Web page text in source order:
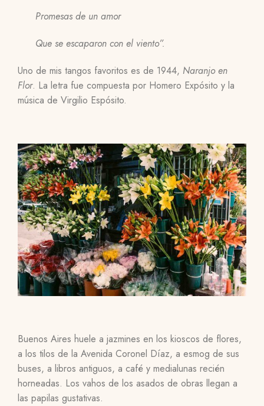
Promesas de un amor
Que se escaparon con el viento”.
Uno de mis tangos favoritos es de 1944, Naranjo en
Flor. La letra fue compuesta por Homero Expósito y la
música de Virgilio Espósito.
Buenos Aires huele a jazmines en los kioscos de flores,
a los tilos de la Avenida Coronel Díaz, a esmog de sus
buses, a libros antiguos, a café y medialunas recién
horneadas. Los vahos de los asados de obras llegan a
las papilas gustativas.